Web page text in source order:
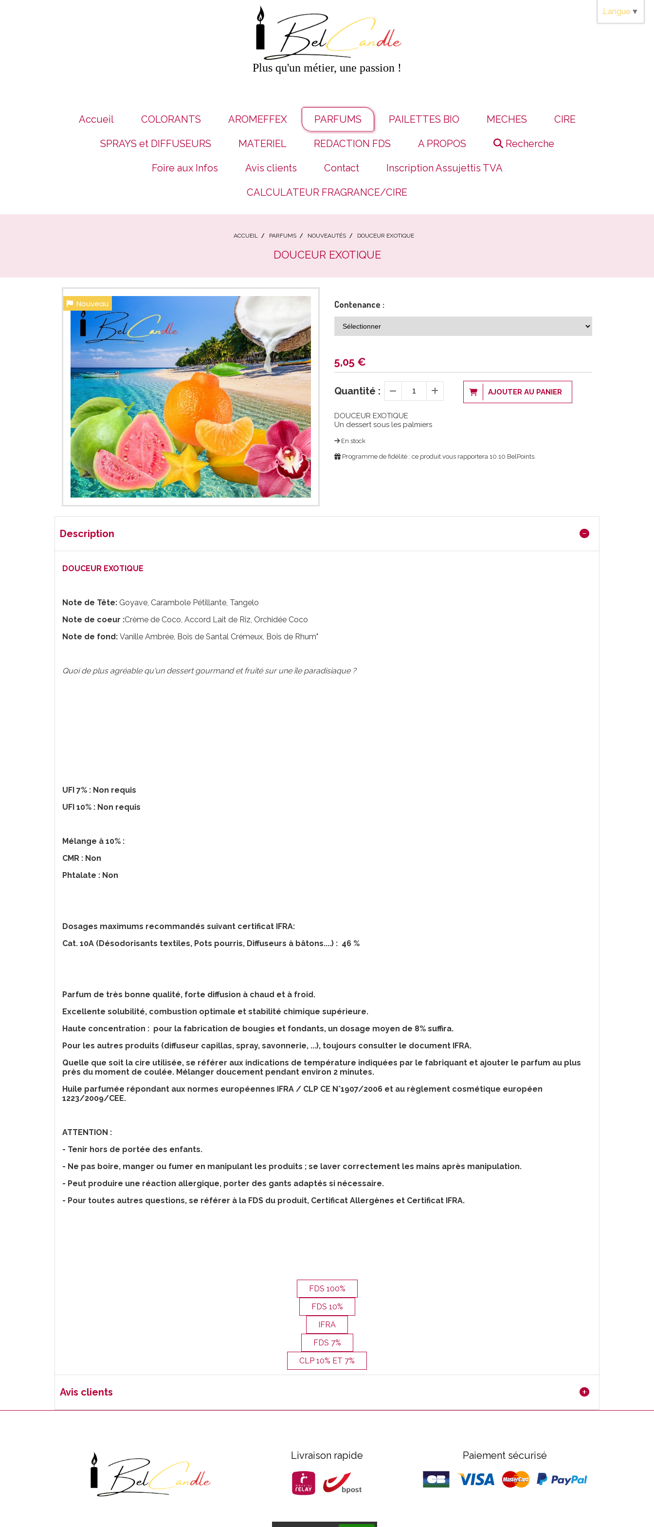
Plus qu'un métier, une passion !
Accueil COLORANTS AROMEFFEX PARFUMS PAILETTES BIO MECHES CIRE
SPRAYS et DIFFUSEURS MATERIEL REDACTION FDS A PROPOS Recherche
Foire aux Infos Avis clients Contact Inscription Assujettis TVA
CALCULATEUR FRAGRANCE/CIRE
ACCUEIL PARFUMS NOUVEAUTÉS DOUCEUR EXOTIQUE
DOUCEUR EXOTIQUE
Nouveau Contenance :
5,05 €
Quantité : AJOUTER AU PANIER
DOUCEUR EXOTIQUE
Un dessert sous les palmiers
En stock
Programme de fidélité : ce produit vous rapportera 10.10 BelPoints.
Description
DOUCEUR EXOTIQUE
Note de Tête: Goyave, Carambole Pétillante, Tangelo
Note de coeur :Crème de Coco, Accord Lait de Riz, Orchidée Coco
Note de fond: Vanille Ambrée, Bois de Santal Crémeux, Bois de Rhum"
Quoi de plus agréable qu'un dessert gourmand et fruité sur une île paradisiaque ?
UFI 7% : Non requis
UFI 10% : Non requis
Mélange à 10% :
CMR : Non
Phtalate : Non
Dosages maximums recommandés suivant certificat IFRA:
Cat. 10A (Désodorisants textiles, Pots pourris, Diffuseurs à bâtons....) : 46 %
Parfum de très bonne qualité, forte diffusion à chaud et à froid.
Excellente solubilité, combustion optimale et stabilité chimique supérieure.
Haute concentration : pour la fabrication de bougies et fondants, un dosage moyen de 8% suffira.
Pour les autres produits (diffuseur capillas, spray, savonnerie, ...), toujours consulter le document IFRA.
Quelle que soit la cire utilisée, se référer aux indications de température indiquées par le fabriquant et ajouter le parfum au plus
près du moment de coulée. Mélanger doucement pendant environ 2 minutes.
Huile parfumée répondant aux normes européennes IFRA / CLP CE N°1907/2006 et au règlement cosmétique européen
1223/2009/CEE.
ATTENTION :
- Tenir hors de portée des enfants.
- Ne pas boire, manger ou fumer en manipulant les produits ; se laver correctement les mains après manipulation.
- Peut produire une réaction allergique, porter des gants adaptés si nécessaire.
- Pour toutes autres questions, se référer à la FDS du produit, Certificat Allergènes et Certificat IFRA.
FDS 100%
FDS 10%
IFRA
FDS 7%
CLP 10% ET 7%
Avis clients
Livraison rapide Paiement sécurisé
Langue ▼